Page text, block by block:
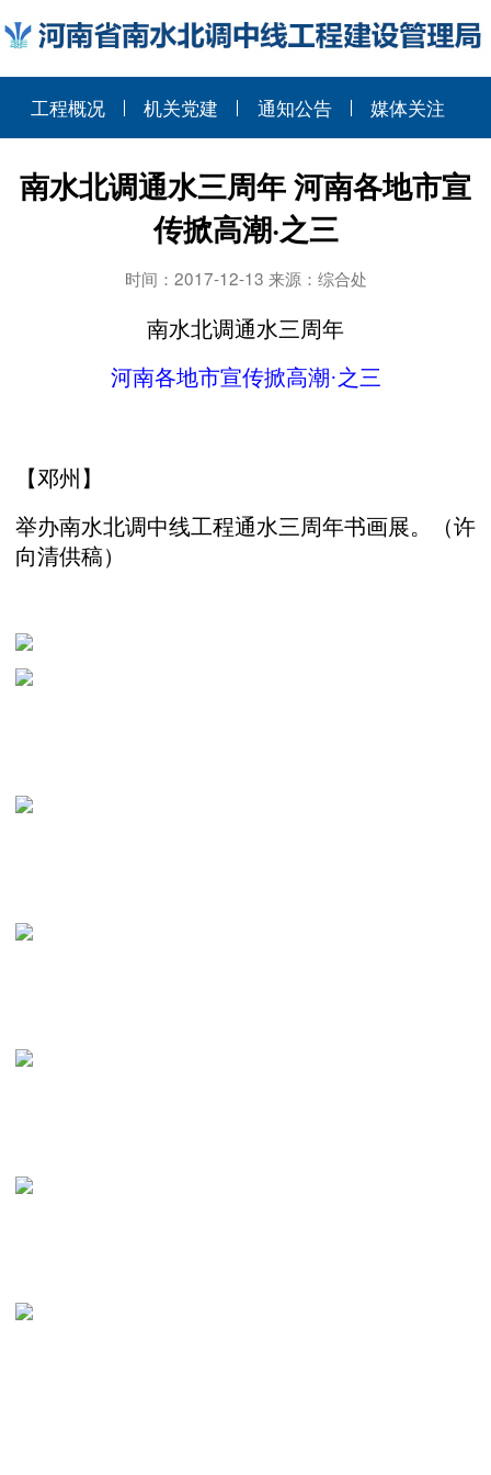
工程概况 机关党建 通知公告 媒体关注
南水北调通水三周年 河南各地市宣
传掀高潮·之三
时间：2017-12-13 来源：综合处
南水北调通水三周年
河南各地市宣传掀高潮·之三
【邓州】
举办南水北调中线工程通水三周年书画展。（许
向清供稿）